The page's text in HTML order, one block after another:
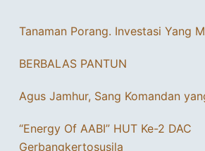
Tanaman Porang. Investasi Yang
BERBALAS PANTUN
Agus Jamhur, Sang Komandan
“Energy Of AABI” HUT Ke-2 DAC
Gerbangkertosusila